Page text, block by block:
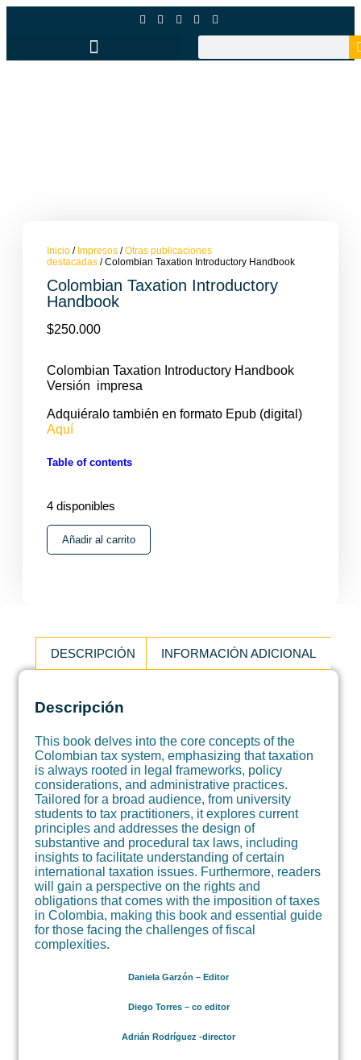
Inicio / Impresos /Otras publicaciones
destacadas / Colombian Taxation Introductory Handbook
Colombian Taxation Introductory
Handbook
$250.000
Colombian Taxation Introductory Handbook
Versión impresa
Adquiéralo también en formato Epub (digital)
Aquí
Table of contents
4 disponibles
Añadir al carrito
DESCRIPCIÓN INFORMACIÓN ADICIONAL
Descripción
This book delves into the core concepts of the
Colombian tax system, emphasizing that taxation
is always rooted in legal frameworks, policy
considerations, and administrative practices.
Tailored for a broad audience, from university
students to tax practitioners, it explores current
principles and addresses the design of
substantive and procedural tax laws, including
insights to facilitate understanding of certain
international taxation issues. Furthermore, readers
will gain a perspective on the rights and
obligations that comes with the imposition of taxes
in Colombia, making this book and essential guide
for those facing the challenges of fiscal
complexities.
Daniela Garzón – Editor
Diego Torres – co editor
Adrián Rodríguez -director